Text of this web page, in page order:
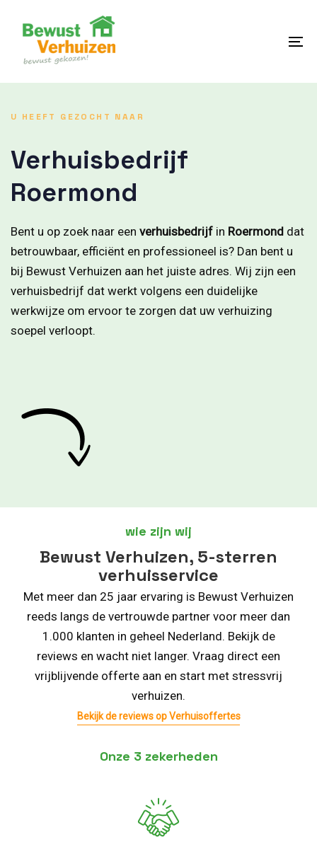
content
U HEEFT GEZOCHT NAAR
Verhuisbedrijf
Roermond
Bent u op zoek naar een verhuisbedrijf in Roermond dat
betrouwbaar, efficiënt en professioneel is? Dan bent u
bij Bewust Verhuizen aan het juiste adres. Wij zijn een
verhuisbedrijf dat werkt volgens een duidelijke
werkwijze om ervoor te zorgen dat uw verhuizing
soepel verloopt.
wie zijn wij
Bewust Verhuizen, 5-sterren
verhuisservice
Met meer dan 25 jaar ervaring is Bewust Verhuizen
reeds langs de vertrouwde partner voor meer dan
1.000 klanten in geheel Nederland. Bekijk de
reviews en wacht niet langer. Vraag direct een
vrijblijvende offerte aan en start met stressvrij
verhuizen.
Bekijk de reviews op Verhuisoffertes
Onze 3 zekerheden